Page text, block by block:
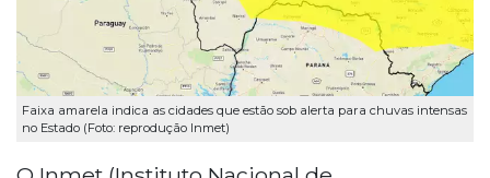
Faixa amarela indica as cidades que estão sob alerta para chuvas intensas
no Estado (Foto: reprodução Inmet)